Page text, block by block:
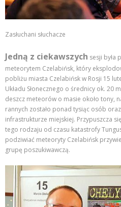
Zasłuchani słuchacze
Jedną z ciekawszych sesji była
meteorytem Czelabińsk, który
pobliżu miasta Czelabińsk w Rosji 15
Układu Słonecznego o średnicy ok. 20
deszcz meteorów o masie około tony,
rannych zostało ponad tysiąc osób
infrastrukturze miejskiej. Przypuszcza
tego rodzaju od czasu katastrofy
podziwiać meteoryty Czelabińsk
grupę poszukiwawczą.